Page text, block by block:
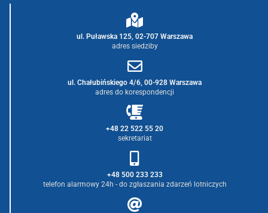
ul. Puławska 125, 02-707 Warszawa
adres siedziby
ul. Chałubińskiego 4/6, 00-928 Warszawa
adres do korespondencji
+48 22 522 55 20
sekretariat
+48 500 233 233
telefon alarmowy 24h - do zgłaszania zdarzeń lotniczych